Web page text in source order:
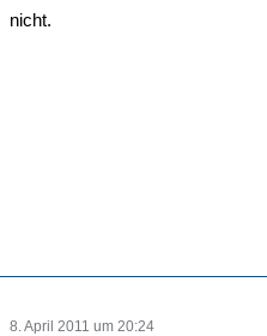
nicht.
8. April 2011 um 20:24